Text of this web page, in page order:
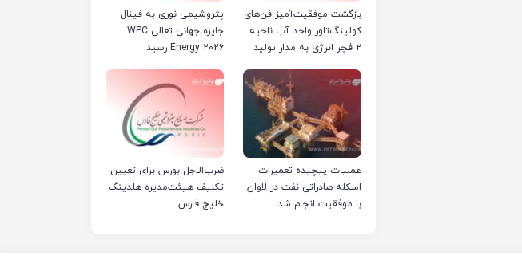
بازگشت موفقیت‌آمیز فن‌های
کولینگ‌تاور واحد آب ناحیه
۲ فجر انرژی به مدار تولید
پتروشیمی نوری به فینال
جایزه جهانی تعالی WPC
Energy 2026 رسید
عملیات پیچیده تعمیرات
اسکله صادراتی نفت در لاوان
با موفقیت انجام شد
ضرب‌الاجل بورس برای تعیین
تکلیف هیئت‌مدیره هلدینگ
خلیج فارس